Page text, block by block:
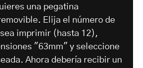
una pegatina
Elija el número de
imprimir (hasta 12),
"63mm" y seleccione
Ahora debería recibir un